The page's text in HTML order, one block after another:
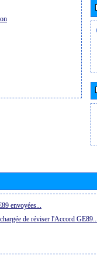
envoyées...
de réviser l'Accord